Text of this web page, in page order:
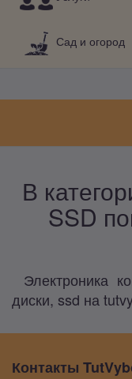
Сад и огород
В
SSD
Электроника
диски, ssd на
Контакты